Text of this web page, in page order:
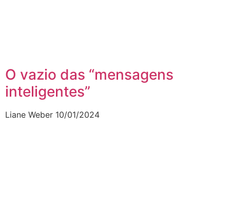
O vazio das “mensagens
inteligentes”
Liane Weber 10/01/2024